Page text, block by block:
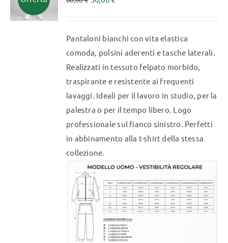
opzioni
essere
scelte
del
prodotto
Pantaloni bianchi con vita elastica
comoda, polsini aderenti e tasche laterali.
Realizzati in tessuto felpato morbido,
traspirante e resistente ai frequenti
lavaggi. Ideali per il lavoro in studio, per la
palestra o per il tempo libero. Logo
professionale sul fianco sinistro. Perfetti
in abbinamento alla t-shirt della stessa
collezione.